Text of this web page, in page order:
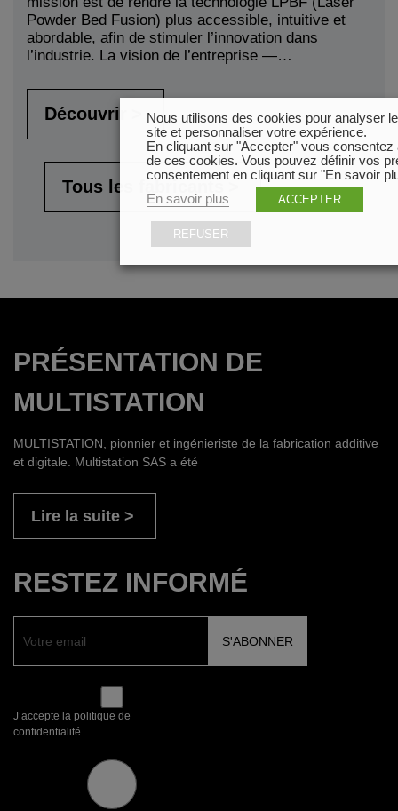
Powder Bed Fusion) plus accessible, intuitive et
abordable, afin de stimuler l’innovation dans
l’industrie. La vision de l’entreprise —…
Découvrir
Tous les fabricants
PRÉSENTATION DE
MULTISTATION
MULTISTATION, pionnier et ingénieriste de la fabrication additive
et digitale. Multistation SAS a été
Lire la suite
RESTEZ INFORMÉ
J’accepte la politique de
confidentialité.
Nous utilisons des cookies pour analyser
site et personnaliser votre expérience.
En cliquant sur "Accepter" vous consentez
de ces cookies. Vous pouvez définir vos
consentement en cliquant sur "En savoir
En savoir plus
ACCEPTER
REFUSER